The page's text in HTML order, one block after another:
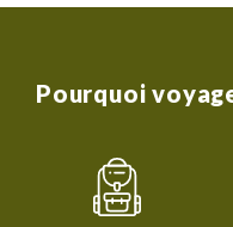
dénivelé
juste
L’immersion
Pourquoi